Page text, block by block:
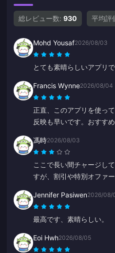
総レビュー数: 930 平均評
Mohd Yousaf2026/08/03
とても素晴らしいアプリで
Francis Wynne2026/08/04
正直、このアプリを使っ
反映も早いです。おすすめ
馮時2026/08/03
ここで長い間チャージし
すが、割引や特別オファ
ます。常連客への特典が
Jennifer Pasiwen2026/08/
最高です、素晴らしい。
Eoi Hwh2026/08/05